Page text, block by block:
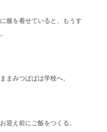
服を着せていると、もうす
まみつぱぱは学校へ。
迎え前にご飯をつくる。